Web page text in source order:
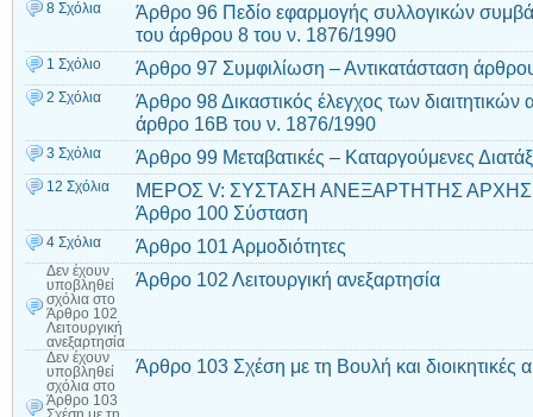
8 Σχόλια
Άρθρο 96 Πεδίο εφαρμογής συλλογικών
του άρθρου 8 του ν. 1876/1990
1 Σχόλιο Άρθρο 97 Συμφιλίωση – Αντικατάσταση
2 Σχόλια
Άρθρο 98 Δικαστικός έλεγχος των
άρθρο 16Β του ν. 1876/1990
3 Σχόλια Άρθρο 99 Μεταβατικές – Καταργούμενες
12 Σχόλια
ΜΕΡΟΣ V: ΣΥΣΤΑΣΗ ΑΝΕΞΑΡΤΗΤΗΣ ΑΡΧΗΣ
Άρθρο 100 Σύσταση
4 Σχόλια Άρθρο 101 Αρμοδιότητες
Δεν έχουν
υποβληθεί
σχόλια στο
Άρθρο 102
Λειτουργική
ανεξαρτησία
Άρθρο 102 Λειτουργική ανεξαρτησία
Δεν έχουν
υποβληθεί
σχόλια στο
Άρθρο 103
Άρθρο 103 Σχέση με τη Βουλή και διοικητικές